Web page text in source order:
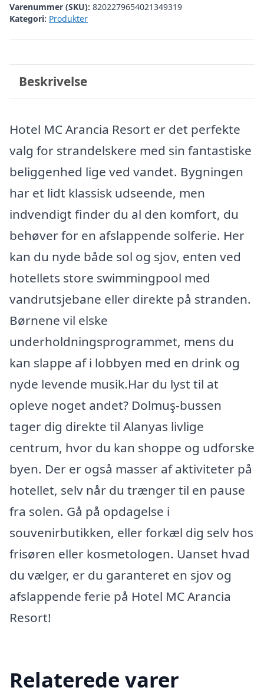
Varenummer (SKU): 8202279654021349319
Kategori: Produkter
Beskrivelse
Hotel MC Arancia Resort er det perfekte
valg for strandelskere med sin fantastiske
beliggenhed lige ved vandet. Bygningen
har et lidt klassisk udseende, men
indvendigt finder du al den komfort, du
behøver for en afslappende solferie. Her
kan du nyde både sol og sjov, enten ved
hotellets store swimmingpool med
vandrutsjebane eller direkte på stranden.
Børnene vil elske
underholdningsprogrammet, mens du
kan slappe af i lobbyen med en drink og
nyde levende musik.Har du lyst til at
opleve noget andet? Dolmuş-bussen
tager dig direkte til Alanyas livlige
centrum, hvor du kan shoppe og udforske
byen. Der er også masser af aktiviteter på
hotellet, selv når du trænger til en pause
fra solen. Gå på opdagelse i
souvenirbutikken, eller forkæl dig selv hos
frisøren eller kosmetologen. Uanset hvad
du vælger, er du garanteret en sjov og
afslappende ferie på Hotel MC Arancia
Resort!
Relaterede varer